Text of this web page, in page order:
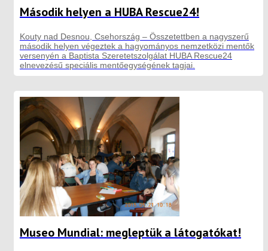
Második helyen a HUBA Rescue24!
Kouty nad Desnou, Csehország – Összetettben a nagyszerű
második helyen végeztek a hagyományos nemzetközi mentők
versenyén a Baptista Szeretetszolgálat HUBA Rescue24
elnevezésű speciális mentőegységének tagjai.
Museo Mundial: megleptük a látogatókat!